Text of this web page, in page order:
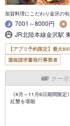
加賀料理にこだわり金沢の
7001～8000円
JR北陸本線金沢駅
【アプリ予約限定】最大
適格請求書発行事業者
クー
《4月～11月6日期間限
紅蟹を堪能